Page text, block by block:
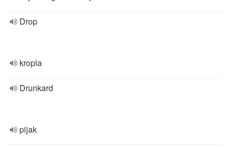
Drop
kropla
Drunkard
pijak